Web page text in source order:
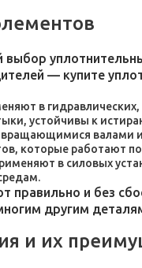
— купите
в
устойчивы к
валами
которые работают
в силовых
правильно и без
другим
и их